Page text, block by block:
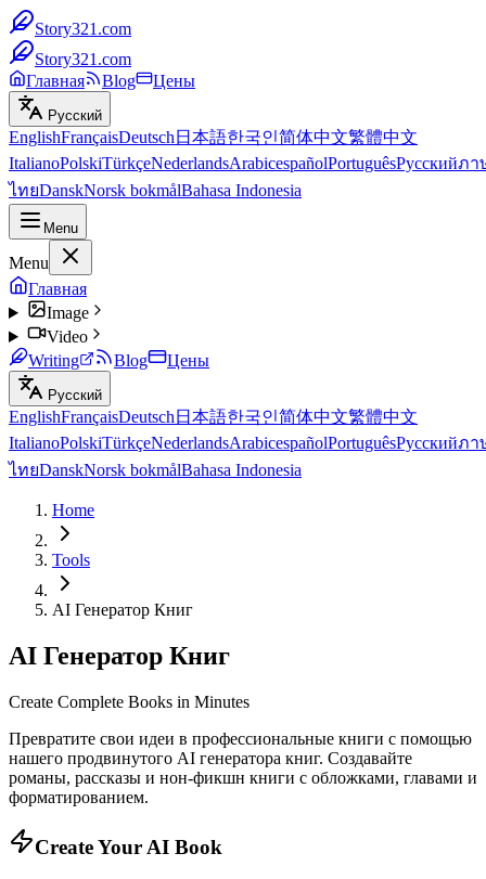
Story321.com
Story321.com
Главная
Blog Цены
Русский
EnglishFrançaisDeutsch 日本語한국인简体中文繁體中文
ItalianoPolskiTürkçeNederlandsArabicespañolPortuguêsРусскийภา
ไทยDanskNorsk bokmålBahasa Indonesia
Menu
Menu
Главная
Image
Video
Writing
Blog Цены
Русский
EnglishFrançaisDeutsch 日本語한국인简体中文繁體中文
ItalianoPolskiTürkçeNederlandsArabicespañolPortuguêsРусскийภา
ไทยDanskNorsk bokmålBahasa Indonesia
Home
Tools
AI Генератор Книг
AI Генератор Книг
Create Complete Books in Minutes
Превратите свои идеи в профессиональные книги с помощью
нашего продвинутого AI генератора книг. Создавайте
романы, рассказы и нон-фикшн книги с обложками, главами и
форматированием.
Create Your AI Book